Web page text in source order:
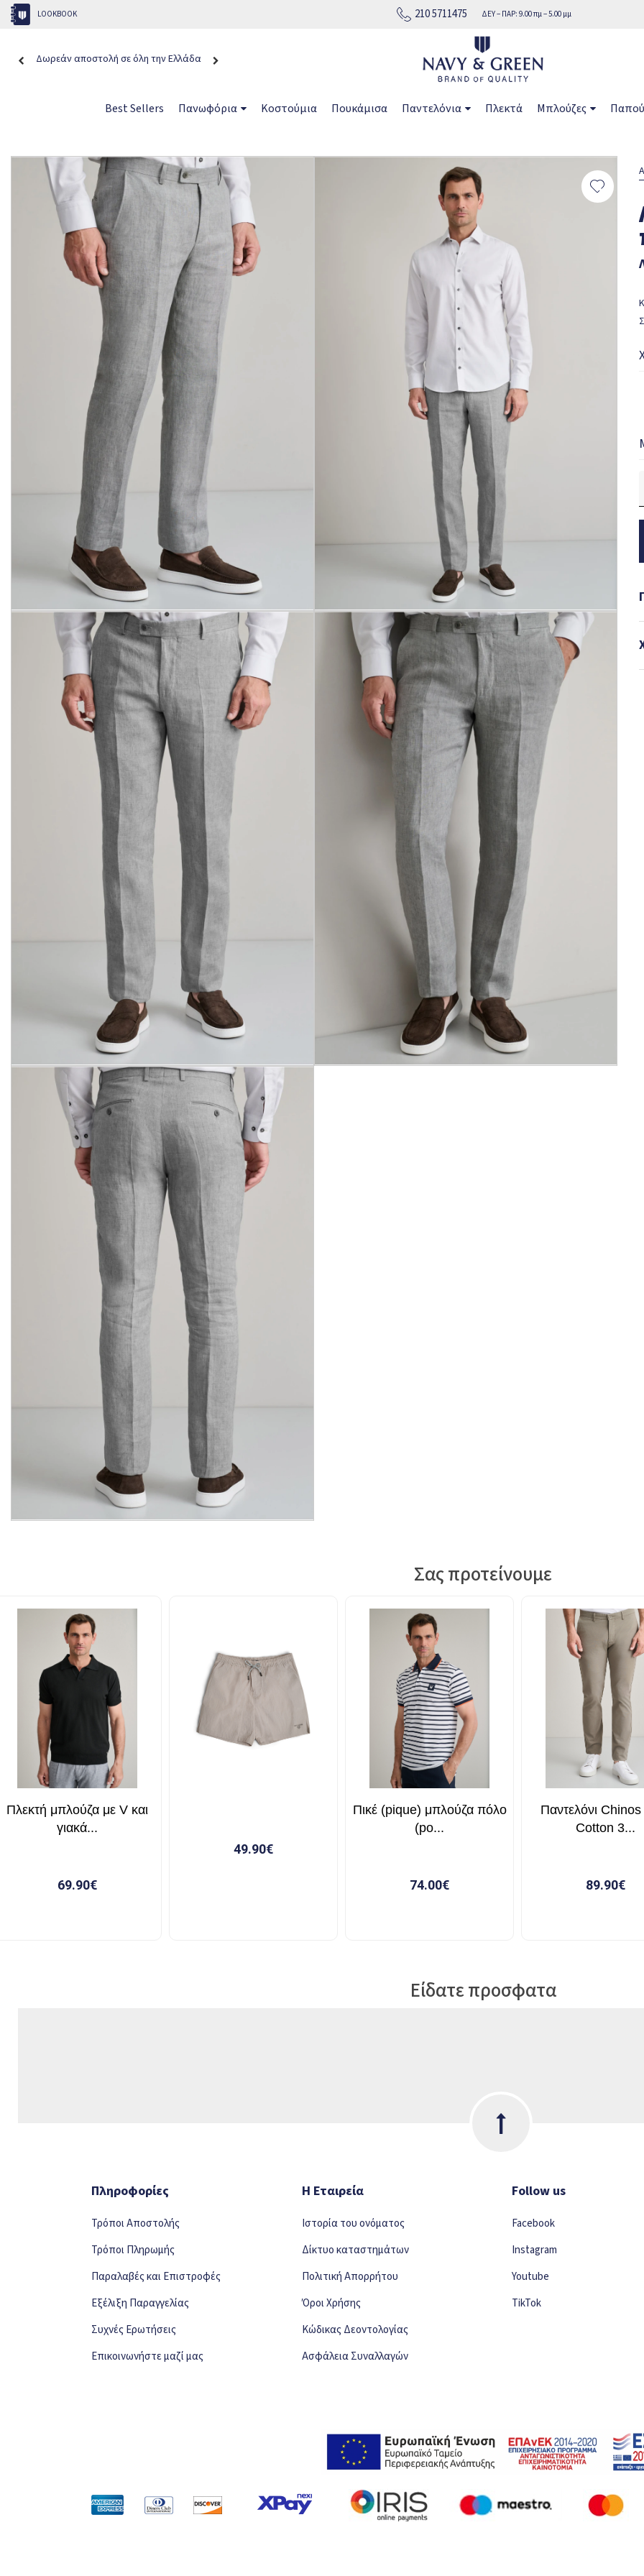
LOOKBOOK 210 5711475 ΔΕΥ − ΠΑΡ: 9.00 πμ − 5.00 μμ
Δωρεάν αποστολή σε όλη την Ελλάδα
Best Sellers Πανωφόρια Κοστούμια Πουκάμισα Παντελόνια Πλεκτά Μπλούζες
Σας προτείνουμε
Είδατε προσφατα
Πληροφορίες
Τρόποι Αποστολής
Τρόποι Πληρωμής
Παραλαβές και Επιστροφές
Εξέλιξη Παραγγελίας
Συχνές Ερωτήσεις
Επικοινωνήστε μαζί μας
Η Εταιρεία
Ιστορία του ονόματος
Δίκτυο καταστημάτων
Πολιτική Απορρήτου
Όροι Χρήσης
Κώδικας Δεοντολογίας
Ασφάλεια Συναλλαγών
Follow us
Facebook
Instagram
Youtube
TikTok